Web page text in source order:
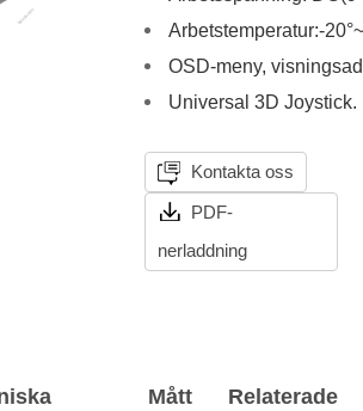
Arbetstemperatur:-
OSD-meny,
Universal 3D Joystick.
Kontakta oss
PDF-
nerladdning
Mått
Relaterade